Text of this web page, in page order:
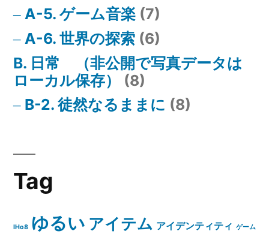
A-5. ゲーム音楽 (7)
A-6. 世界の探索 (6)
B. 日常 （非公開で写真データは
ローカル保存）
(8)
B-2. 徒然なるままに (8)
Tag
IHo8 ゆるい アイテム アイデンティティ ゲーム